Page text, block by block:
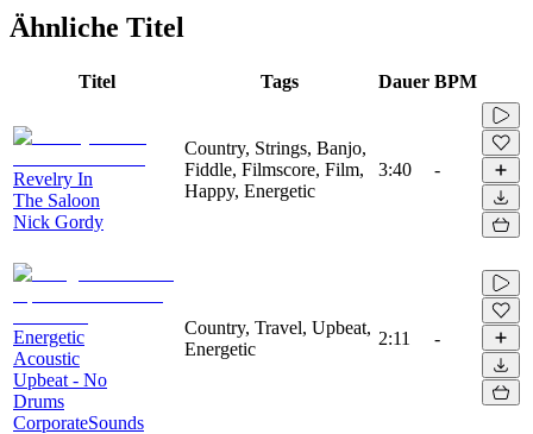
Ähnliche Titel
Titel Tags Dauer BPM
Revelry In
The Saloon
Nick Gordy
Country, Strings, Banjo,
Fiddle, Filmscore, Film,
Happy, Energetic
3:40 -
Energetic
Acoustic
Upbeat - No
Drums
CorporateSounds
Country, Travel, Upbeat,
Energetic
2:11 -